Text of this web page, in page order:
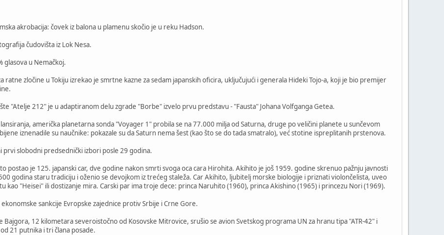
akrobacija: čovek iz balona u plamenu skočio je u reku Hadson.
čudovišta iz Lok Nesa.
glasova u Nemačkoj.
ratne zločine u Tokiju izrekao je smrtne kazne za sedam japanskih oficira, uključujući i generala Hideki Tojo-a, koji je bio premijer
"Atelje 212" je u adaptiranom delu zgrade "Borbe" izvelo prvu predstavu - "Fausta" Johana Volfganga Getea.
američka planetarna sonda "Voyager 1" probila se na 77.000 milja od Saturna, druge po veličini planete u sunčevom
iznenadile su naučnike: pokazale su da Saturn nema šest (kao što se do tada smatralo), već stotine ispreplitanih prstenova.
prvi slobodni predsednički izbori posle 29 godina.
postao je 125. japanski car, dve godine nakon smrti svoga oca cara Hirohita. Akihito je još 1959. godine skrenuo pažnju javnosti
godina staru tradiciju i oženio se devojkom iz trećeg staleža. Car Akihito, ljubitelj morske biologije i priznati violončelista, uveo
kao "Heisei" ili dostizanje mira. Carski par ima troje dece: princa Naruhito (1960), princa Akishino (1965) i princezu Nori (1969).
ekonomske sankcije Evropske zajednice protiv Srbije i Crne Gore.
Bajgora, 12 kilometara severoistočno od Kosovske Mitrovice, srušio se avion Svetskog programa UN za hranu tipa "ATR-42" i
21 putnika i tri člana posade.